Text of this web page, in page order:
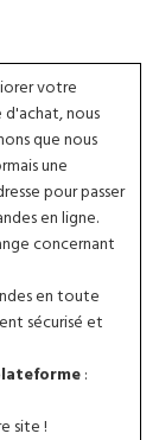
votre
nous
que nous
une
pour passer
en ligne.
concernant
en toute
sécurisé et
:
site !